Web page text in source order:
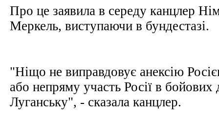
Про це заявила в середу канцлер
Меркель, виступаючи в бундестазі.
"Ніщо не виправдовує анексію
або непряму участь Росії в бойових
Луганську", - сказала канцлер.